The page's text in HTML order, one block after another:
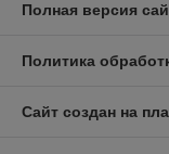
Полная версия
Политика
Сайт создан на